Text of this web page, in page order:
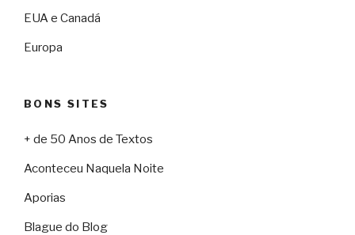
EUA e Canadá
Europa
BONS SITES
+ de 50 Anos de Textos
Aconteceu Naquela Noite
Aporias
Blague do Blog